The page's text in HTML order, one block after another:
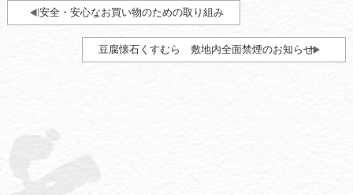
安全・安心なお買い物のための取り組み
豆腐懐石くすむら 敷地内全面禁煙のお知らせ